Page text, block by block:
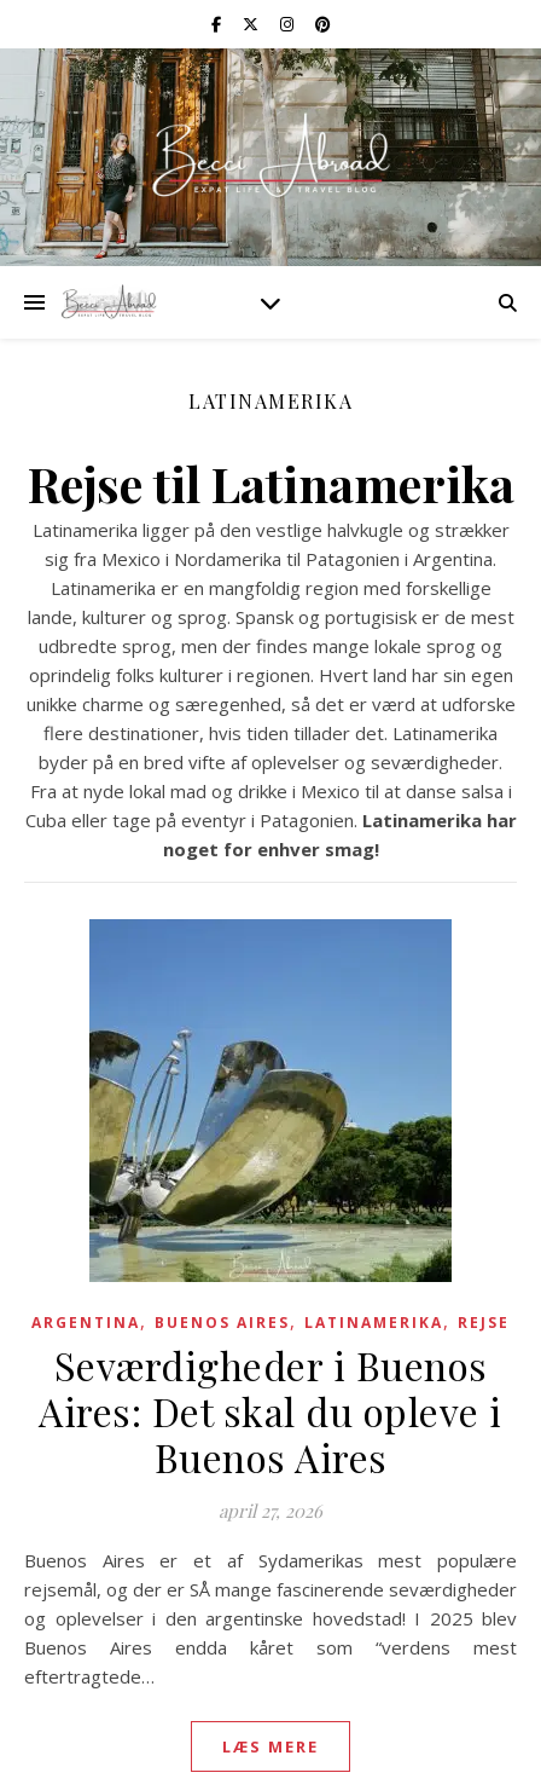
LATINAMERIKA
Rejse til Latinamerika
Latinamerika ligger på den vestlige halvkugle og strækker
sig fra Mexico i Nordamerika til Patagonien i Argentina.
Latinamerika er en mangfoldig region med forskellige
lande, kulturer og sprog. Spansk og portugisisk er de mest
udbredte sprog, men der findes mange lokale sprog og
oprindelig folks kulturer i regionen. Hvert land har sin egen
unikke charme og særegenhed, så det er værd at udforske
flere destinationer, hvis tiden tillader det. Latinamerika
byder på en bred vifte af oplevelser og seværdigheder.
Fra at nyde lokal mad og drikke i Mexico til at danse salsa i
Cuba eller tage på eventyr i Patagonien. Latinamerika har
noget for enhver smag!
ARGENTINA, BUENOS AIRES, LATINAMERIKA, REJSE
Seværdigheder i Buenos
Aires: Det skal du opleve i
Buenos Aires
april 27, 2026
Buenos Aires er et af Sydamerikas mest populære
rejsemål, og der er SÅ mange fascinerende seværdigheder
og oplevelser i den argentinske hovedstad! I 2025 blev
Buenos Aires endda kåret som “verdens mest
eftertragtede…
LÆS MERE